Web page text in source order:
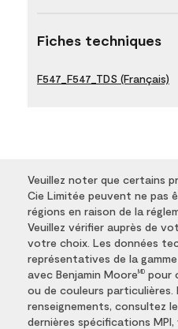
Fiches techniques
F547_F547_TDS (Français)
Veuillez noter que certains
Cie Limitée peuvent ne pas
régions en raison de la
Veuillez vérifier auprès de
votre choix. Les données
représentatives de la
avec Benjamin Moore MD pour
ou de couleurs particulières.
renseignements, consultez
dernières spécifications MPI,